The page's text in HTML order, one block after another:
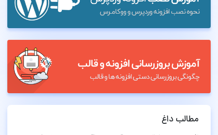
مطالب داغ